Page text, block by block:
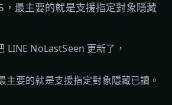
最主要的就是支援指定對象隱藏
LINE NoLastSeen 更新了，
主要的就是支援指定對象隱藏已讀。